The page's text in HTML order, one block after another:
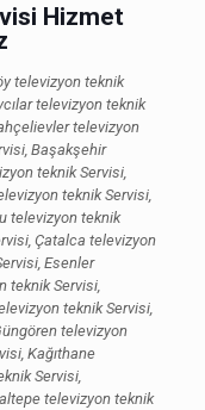
Hizmet
televizyon teknik
televizyon teknik
televizyon
Başakşehir
teknik Servisi,
teknik Servisi,
televizyon teknik
Çatalca televizyon
Esenler
teknik Servisi,
teknik Servisi,
televizyon
Kağıthane
Servisi,
televizyon teknik